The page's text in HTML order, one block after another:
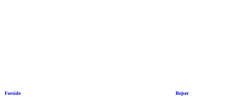
Forside Rejser